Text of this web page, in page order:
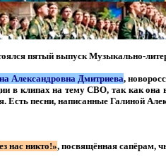
пятый выпуск Музыкально-
Александровна Дмитриева,
в клипах на тему СВО, так как
Есть песни, написанные Галиной
нас никто!», посвящённая сапёрам,